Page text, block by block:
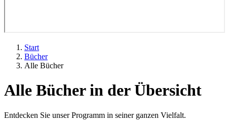
Start
Bücher
Alle Bücher
Alle Bücher in der Übersicht
Entdecken Sie unser Programm in seiner ganzen Vielfalt.